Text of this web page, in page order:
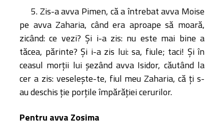
5. Zis-a avva Pimen, că a întrebat avva Moise
pe avva Zaharia, când era aproape să moară,
zicând: ce vezi? Şi i-a zis: nu este mai bine a
tăcea, părinte? Şi i-a zis lui: sa, fiule; taci! Şi în
ceasul morţii lui şezând avva Isidor, căutând la
cer a zis: veseleşte-te, fiul meu Zaharia, că ţi s-
au deschis ţie porţile împărăţiei cerurilor.
Pentru avva Zosima